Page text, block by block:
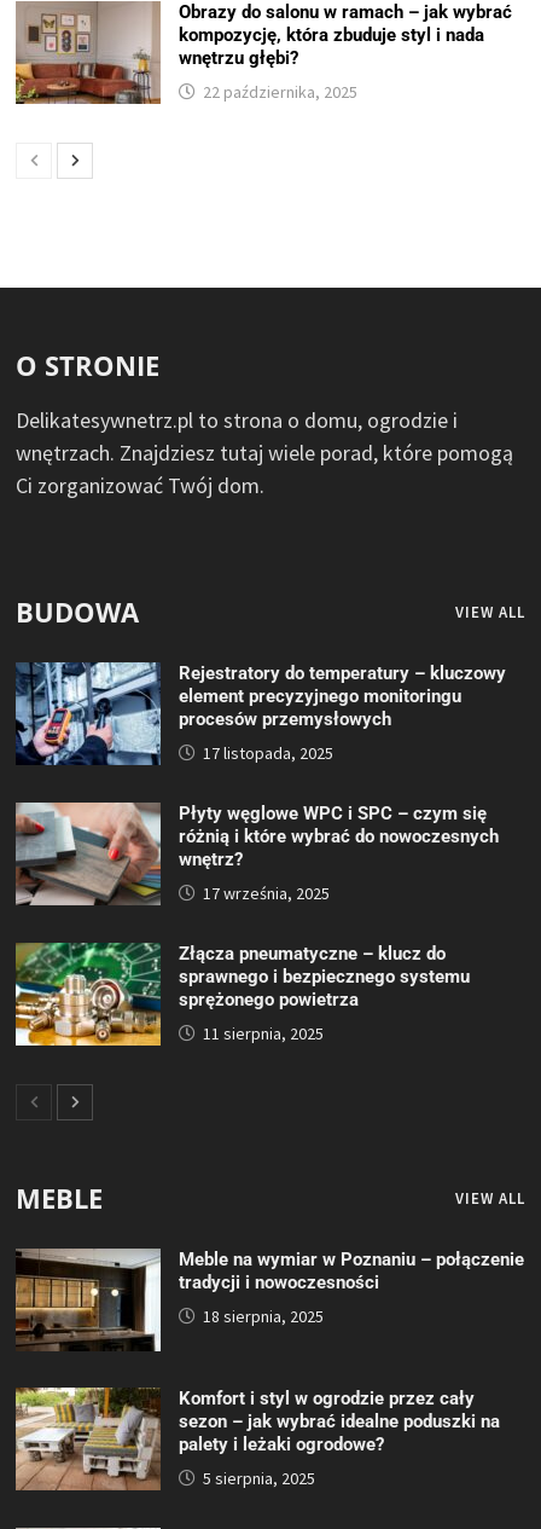
Obrazy do salonu w ramach – jak wybrać
kompozycję, która zbuduje styl i nada
wnętrzu głębi?
22 października, 2025
O STRONIE
Delikatesywnetrz.pl to strona o domu, ogrodzie i
wnętrzach. Znajdziesz tutaj wiele porad, które pomogą
Ci zorganizować Twój dom.
BUDOWA VIEW ALL
Rejestratory do temperatury – kluczowy
element precyzyjnego monitoringu
procesów przemysłowych
17 listopada, 2025
Płyty węglowe WPC i SPC – czym się
różnią i które wybrać do nowoczesnych
wnętrz?
17 września, 2025
Złącza pneumatyczne – klucz do
sprawnego i bezpiecznego systemu
sprężonego powietrza
11 sierpnia, 2025
MEBLE VIEW ALL
Meble na wymiar w Poznaniu – połączenie
tradycji i nowoczesności
18 sierpnia, 2025
Komfort i styl w ogrodzie przez cały
sezon – jak wybrać idealne poduszki na
palety i leżaki ogrodowe?
5 sierpnia, 2025